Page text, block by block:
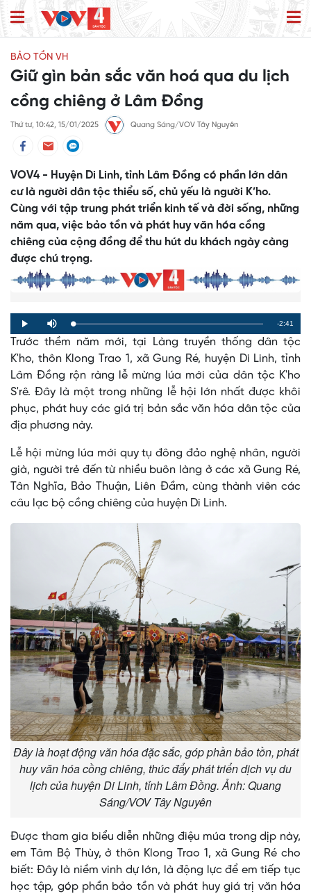
BẢO TỒN VH
Giữ gìn bản sắc văn hoá qua du lịch
cồng chiêng ở Lâm Đồng
Thứ tư, 10:42, 15/01/2025 Quang Sáng/VOV Tây Nguyên
VOV4 - Huyện Di Linh, tỉnh Lâm Đồng có phần lớn dân
cư là người dân tộc thiểu số, chủ yếu là người K’ho.
Cùng với tập trung phát triển kinh tế và đời sống, những
năm qua, việc bảo tồn và phát huy văn hóa cồng
chiêng của cộng đồng để thu hút du khách ngày càng
được chú trọng.
Play Mute Loaded:
0%
Progress:
0%
Remaining
Time
-2:41
Trước thềm năm mới, tại Làng truyền thống dân tộc
K'ho, thôn Klong Trao 1, xã Gung Ré, huyện Di Linh, tỉnh
Lâm Đồng rộn ràng lễ mừng lúa mới của dân tộc K'ho
S'rê. Đây là một trong những lễ hội lớn nhất được khôi
phục, phát huy các giá trị bản sắc văn hóa dân tộc của
địa phương này.
Lễ hội mừng lúa mới quy tụ đông đảo nghệ nhân, người
già, người trẻ đến từ nhiều buôn làng ở các xã Gung Ré,
Tân Nghĩa, Bảo Thuận, Liên Đầm, cùng thành viên các
câu lạc bộ cồng chiêng của huyện Di Linh.
Đây là hoạt động văn hóa đặc sắc, góp phần bảo tồn, phát
huy văn hóa cồng chiêng, thúc đẩy phát triển dịch vụ du
lịch của huyện Di Linh, tỉnh Lâm Đồng. Ảnh: Quang
Sáng/VOV Tây Nguyên
Được tham gia biểu diễn những điệu múa trong dịp này,
em Tâm Bộ Thùy, ở thôn Klong Trao 1, xã Gung Ré cho
biết: Đây là niềm vinh dự lớn, là động lực để em tiếp tục
học tập, góp phần bảo tồn và phát huy giá trị văn hóa